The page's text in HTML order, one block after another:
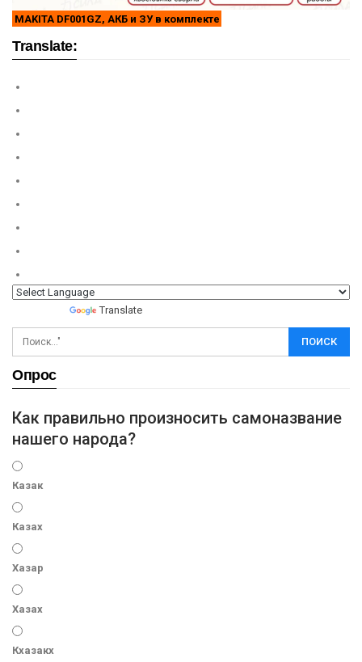
MAKITA DF001GZ, АКБ и ЗУ в комплекте
Translate:
Translate
Опрос
Как правильно произносить самоназвание
нашего народа?
Казак
Казах
Хазар
Хазах
Кхазакх